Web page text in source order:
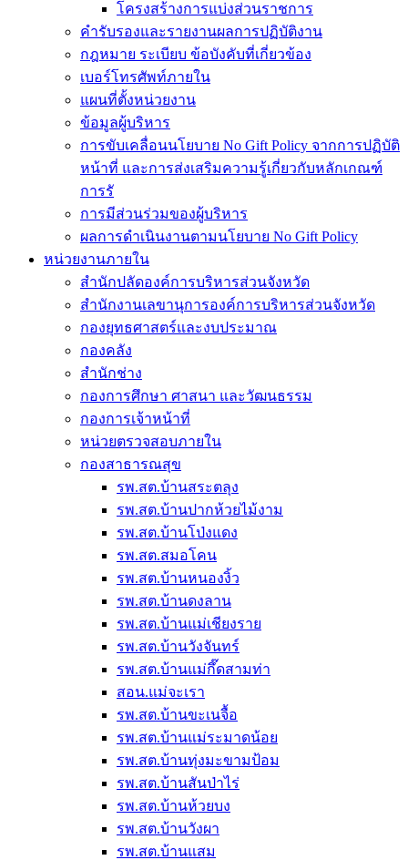
โครงสร้างการแบ่งส่วนราชการ
คำรับรองและรายงานผลการปฏิบัติงาน
กฎหมาย ระเบียบ ข้อบังคับที่เกี่ยวข้อง
เบอร์โทรศัพท์ภายใน
แผนที่ตั้งหน่วยงาน
ข้อมูลผู้บริหาร
การขับเคลื่อนนโยบาย No Gift Policy จากการปฏิบัติ
หน้าที่ และการส่งเสริมความรู้เกี่ยวกับหลักเกณฑ์
การรั
การมีส่วนร่วมของผู้บริหาร
ผลการดำเนินงานตามนโยบาย No Gift Policy
หน่วยงานภายใน
สำนักปลัดองค์การบริหารส่วนจังหวัด
สำนักงานเลขานุการองค์การบริหารส่วนจังหวัด
กองยุทธศาสตร์และงบประมาณ
กองคลัง
สำนักช่าง
กองการศึกษา ศาสนา และวัฒนธรรม
กองการเจ้าหน้าที่
หน่วยตรวจสอบภายใน
กองสาธารณสุข
รพ.สต.บ้านสระตลุง
รพ.สต.บ้านปากห้วยไม้งาม
รพ.สต.บ้านโป่งแดง
รพ.สต.สมอโคน
รพ.สต.บ้านหนองงิ้ว
รพ.สต.บ้านดงลาน
รพ.สต.บ้านแม่เชียงราย
รพ.สต.บ้านวังจันทร์
รพ.สต.บ้านแม่กึ๊ดสามท่า
สอน.แม่จะเรา
รพ.สต.บ้านขะเนจื้อ
รพ.สต.บ้านแม่ระมาดน้อย
รพ.สต.บ้านทุ่งมะขามป้อม
รพ.สต.บ้านสันป่าไร่
รพ.สต.บ้านห้วยบง
รพ.สต.บ้านวังผา
รพ.สต.บ้านแสม